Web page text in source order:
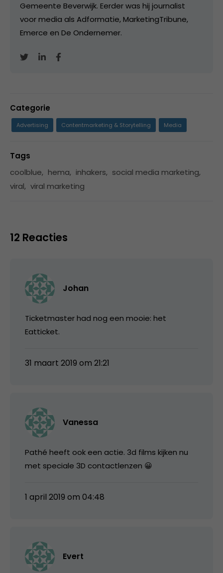
Gemeente Beverwijk. Eerder was hij journalist
voor media als Adformatie, MarketingTribune,
Emerce en De Ondernemer.
Categorie
Advertising Contentmarketing & Storytelling Media
Tags
coolblue, hema, inhakers, social media marketing,
viral, viral marketing
12 Reacties
Johan
Ticketmaster had nog een mooie: het
Eatticket.
31 maart 2019 om 21:21
Vanessa
Pathé heeft ook een actie. 3d films kijken nu
met speciale 3D contactlenzen 😀
1 april 2019 om 04:48
Evert